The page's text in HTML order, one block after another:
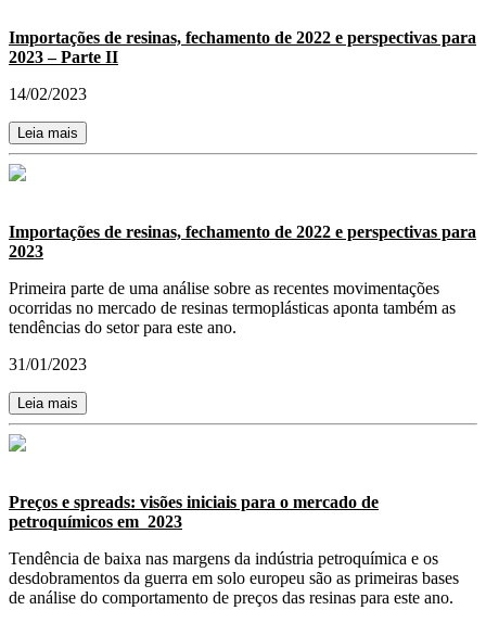
Importações de resinas, fechamento de 2022 e perspectivas para
2023 – Parte II
14/02/2023
Leia mais
Importações de resinas, fechamento de 2022 e perspectivas para
2023
Primeira parte de uma análise sobre as recentes movimentações
ocorridas no mercado de resinas termoplásticas aponta também as
tendências do setor para este ano.
31/01/2023
Leia mais
Preços e spreads: visões iniciais para o mercado de
petroquímicos em 2023
Tendência de baixa nas margens da indústria petroquímica e os
desdobramentos da guerra em solo europeu são as primeiras bases
de análise do comportamento de preços das resinas para este ano.